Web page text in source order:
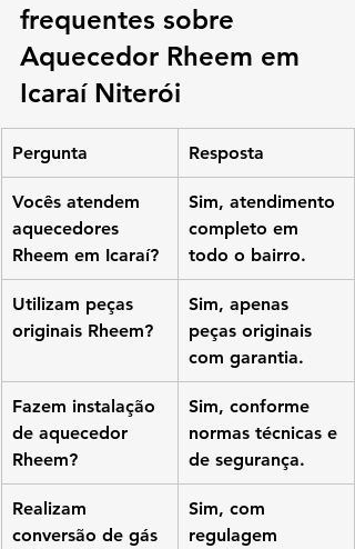
frequentes sobre
Aquecedor Rheem em
Icaraí Niterói
Pergunta Resposta
Vocês atendem
aquecedores
Rheem em Icaraí?
Sim, atendimento
completo em
todo o bairro.
Utilizam peças
originais Rheem?
Sim, apenas
peças originais
com garantia.
Fazem instalação
de aquecedor
Rheem?
Sim, conforme
normas técnicas e
de segurança.
Realizam
conversão de gás
Sim, com
regulagem